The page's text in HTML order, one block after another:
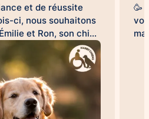
et de réussite
ci, nous souhaitons
et Ron, son chien
scolaire
quotidien, Ron
dans son collège et
un environnement
de sérénité, de
Sa présence
🥳